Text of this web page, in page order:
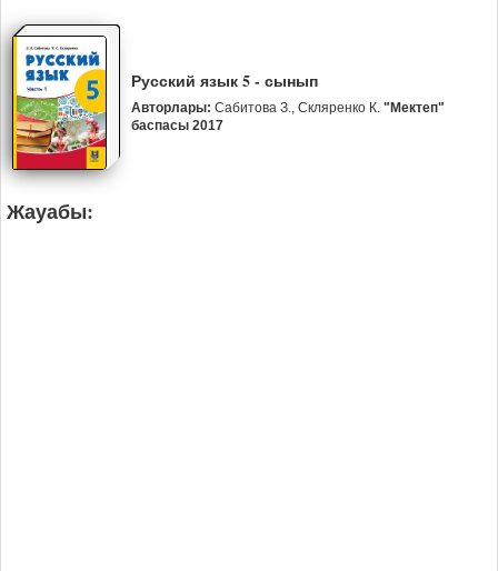
Русский язык 5 - сынып
Авторлары: Сабитова З., Скляренко К. "Мектеп"
баспасы 2017
Жауабы: